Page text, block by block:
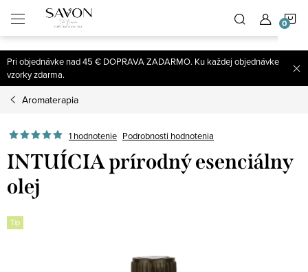
Prejsť
na
obsah
Pri objednávke nad 45 € DOPRAVA ZADARMO. Ku každej objednávke
vzorky zdarma.
Aromaterapia
1 hodnotenie Podrobnosti hodnotenia
INTUÍCIA prírodný esenciálny
olej
Tip